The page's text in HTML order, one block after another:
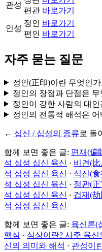
관성
편관 바로가기
인성
정인
편인
바로가기
바로가기
자주 묻는 질문
정인(正印)이란 무엇인가
정인의 장점과 단점은 무
정인이 강한 사람의 대
정인의 전통적 해석은 어
← 십신 / 십성의 종류로 돌
함께 보면 좋은 글: 편재(偏
석 십성 십신 육신 · 비견(
석 십성 십신 육신 · 식신(
석 십성 십신 육신 · 정관(
석 십성 십신 육신 · 겁재(
석 십성 십신 육신
함께 보면 좋은 글: 육신론(
핵심 · 식상이란? 사주 육신
신의 의미와 해석 · 관성이